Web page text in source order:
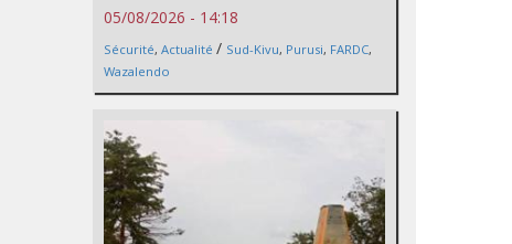
05/08/2026 - 14:18
Sécurité, Actualité / Sud-Kivu, Purusi, FARDC,
Wazalendo